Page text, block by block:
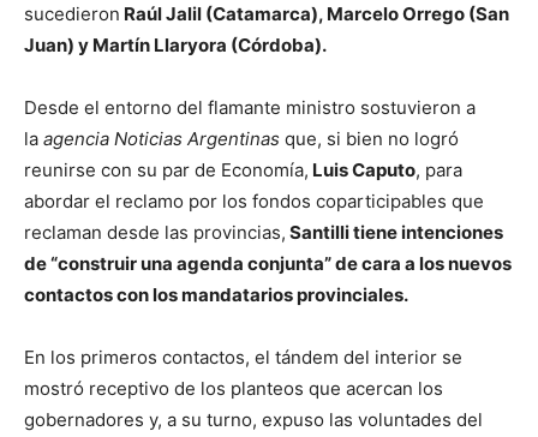
sucedieron Raúl Jalil (Catamarca), Marcelo Orrego (San
Juan) y Martín Llaryora (Córdoba).
Desde el entorno del flamante ministro sostuvieron a
la agencia Noticias Argentinas que, si bien no logró
reunirse con su par de Economía, Luis Caputo, para
abordar el reclamo por los fondos coparticipables que
reclaman desde las provincias, Santilli tiene intenciones
de “construir una agenda conjunta” de cara a los nuevos
contactos con los mandatarios provinciales.
En los primeros contactos, el tándem del interior se
mostró receptivo de los planteos que acercan los
gobernadores y, a su turno, expuso las voluntades del